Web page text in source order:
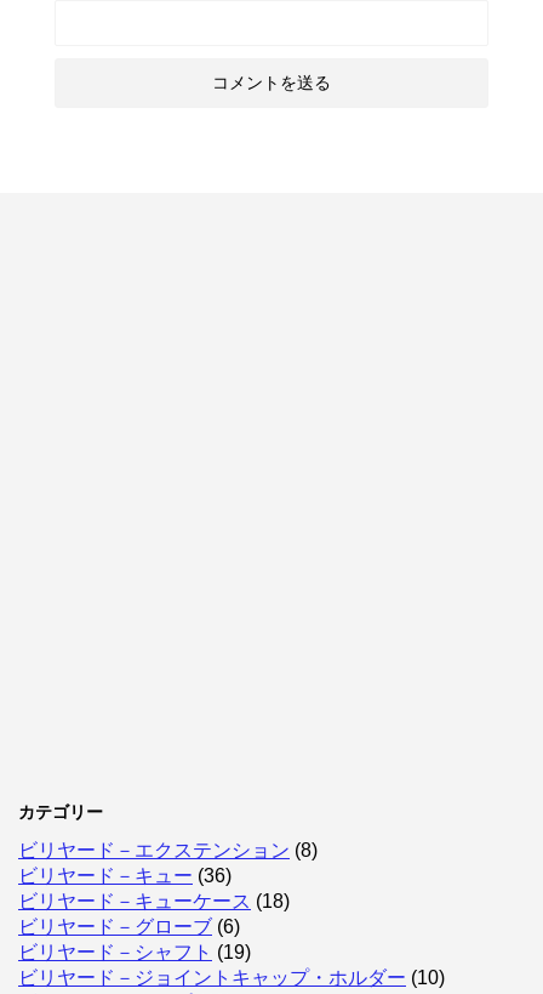
カテゴリー
ビリヤード－エクステンション (8)
ビリヤード－キュー (36)
ビリヤード－キューケース (18)
ビリヤード－グローブ (6)
ビリヤード－シャフト (19)
ビリヤード－ジョイントキャップ・ホルダー (10)